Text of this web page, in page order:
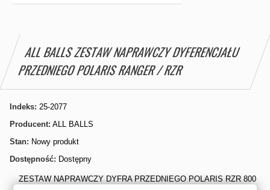
ALL BALLS ZESTAW NAPRAWCZY DYFERENCJAŁU
PRZEDNIEGO POLARIS RANGER / RZR
Indeks: 25-2077
Producent: ALL BALLS
Stan: Nowy produkt
Dostępność: Dostępny
ZESTAW NAPRAWCZY DYFRA PRZEDNIEGO POLARIS RZR 800